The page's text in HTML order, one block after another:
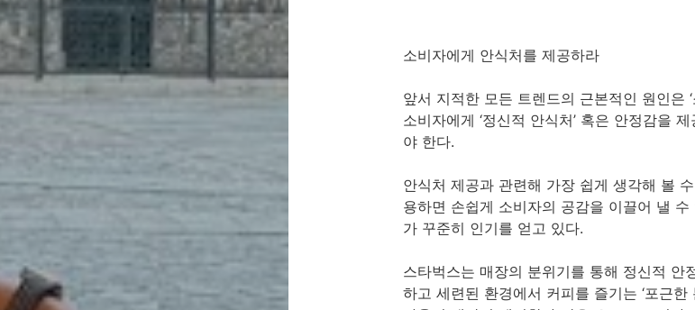
소비자에게 안식처를 제공하라
앞서 지적한 모든 트렌드의 근본적인 원인은
소비자에게 ‘정신적 안식처’ 혹은 안정감을
야 한다.
안식처 제공과 관련해 가장 쉽게 생각해 볼
용하면 손쉽게 소비자의 공감을 이끌어 낼
가 꾸준히 인기를 얻고 있다.
스타벅스는 매장의 분위기를 통해 정신적 안
하고 세련된 환경에서 커피를 즐기는 ‘포근